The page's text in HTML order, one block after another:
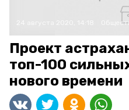
Проект
топ-100
нового времени